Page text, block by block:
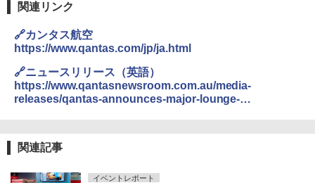
関連リンク
🔗カンタス航空
https://www.qantas.com/jp/ja.html
🔗ニュースリリース（英語）
https://www.qantasnewsroom.com.au/media-
releases/qantas-announces-major-lounge-
関連記事
イベントレポート